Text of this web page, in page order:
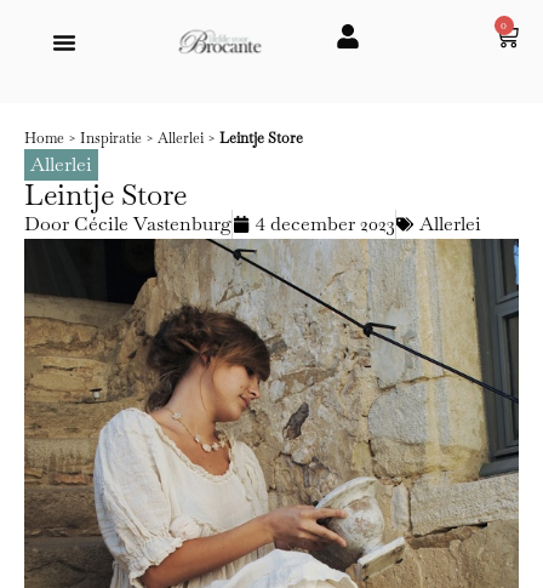
0
Home > Inspiratie > Allerlei > Leintje Store
Allerlei
Leintje Store
Door Cécile Vastenburg 4 december 2023 Allerlei